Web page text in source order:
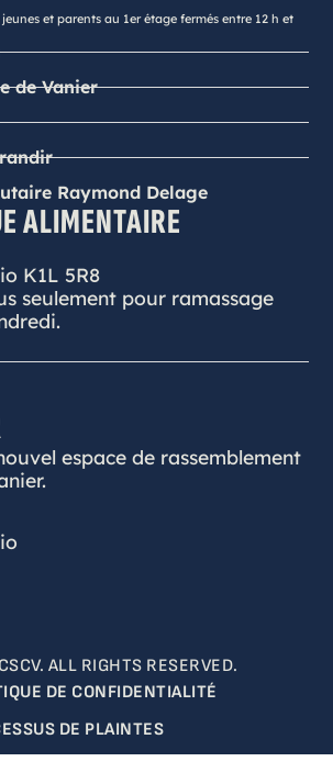
et parents au 1er étage fermés entre 12 h et
de Vanier
Raymond Delage
ALIMENTAIRE
K1L 5R8
seulement pour ramassage
espace de rassemblement
ALL RIGHTS RESERVED.
DE CONFIDENTIALITÉ
DE PLAINTES